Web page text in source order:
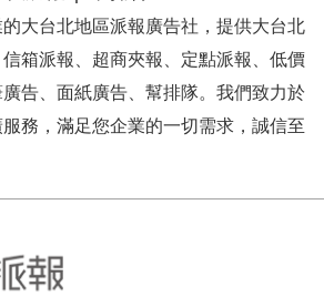
大台北地區派報廣告社，提供大台北
箱派報、超商夾報、定點派報、低價
告、面紙廣告、幫排隊。我們致力於
務，滿足您企業的一切需求，誠信至